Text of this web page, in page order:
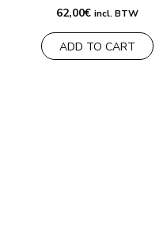
62,00€ incl. BTW
ADD TO CART